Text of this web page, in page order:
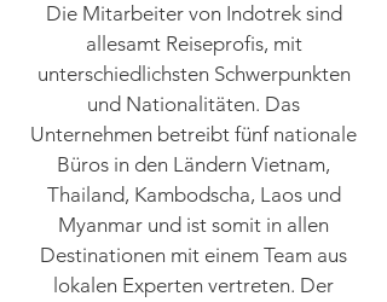
Die Mitarbeiter von Indotrek sind
allesamt Reiseprofis, mit
unterschiedlichsten Schwerpunkten
und Nationalitäten. Das
Unternehmen betreibt fünf nationale
Büros in den Ländern Vietnam,
Thailand, Kambodscha, Laos und
Myanmar und ist somit in allen
Destinationen mit einem Team aus
lokalen Experten vertreten. Der